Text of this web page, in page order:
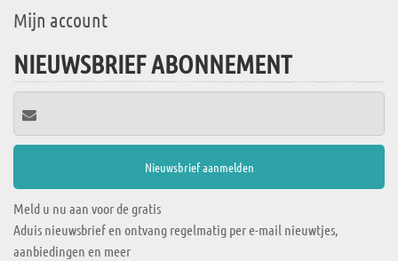
Mijn account
NIEUWSBRIEF ABONNEMENT
Meld u nu aan voor de gratis
Aduis nieuwsbrief en ontvang regelmatig per e-mail nieuwtjes,
aanbiedingen en meer